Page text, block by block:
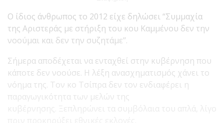
Ο ίδιος άνθρωπος το 2012 είχε δηλώσει “Συμμαχία
της Αριστεράς με στήριξη του κου Καμμένου δεν την
νοούμαι και δεν την συζητάμε’’.
Σήμερα αποδέχεται να ενταχθεί στην κυβέρνηση που
κάποτε δεν νοούσε. Η λέξη ανασχηματισμός χάνει το
νόημα της. Τον κο Τσίπρα δεν τον ενδιαφέρει η
παραγωγικότητα των μελών της